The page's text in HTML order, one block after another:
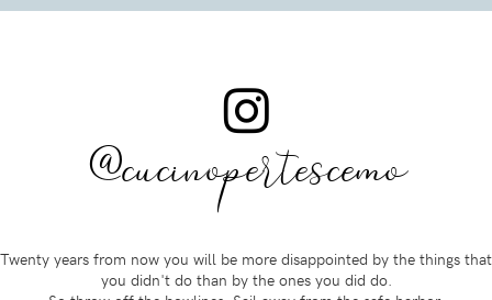
@cucinopertescemo
Twenty years from now you will be more disappointed by the things that
you didn't do than by the ones you did do.